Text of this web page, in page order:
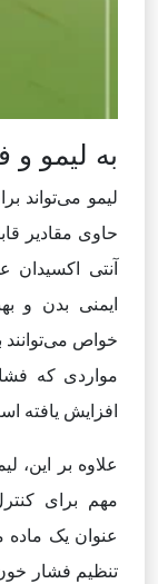
به لیمو
لیمو می‌تواند
آنتی
ایمنی بدن و
خواص
مواردی که
افزایش یافته
علاوه بر این،
مهم برای
عنوان یک ماده
تنظیم فشار